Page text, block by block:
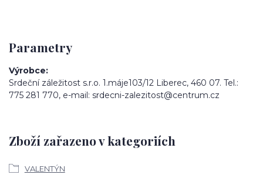
Parametry
Výrobce
Srdeční záležitost s.r.o. 1.máje103/12 Liberec, 460 07. Tel.:
775 281 770, e-mail: srdecni-zalezitost@centrum.cz
Zboží zařazeno v kategoriích
VALENTÝN